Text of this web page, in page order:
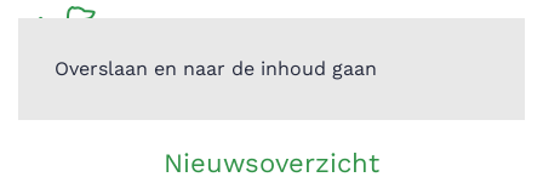
Overslaan en naar de inhoud gaan
Nieuwsoverzicht